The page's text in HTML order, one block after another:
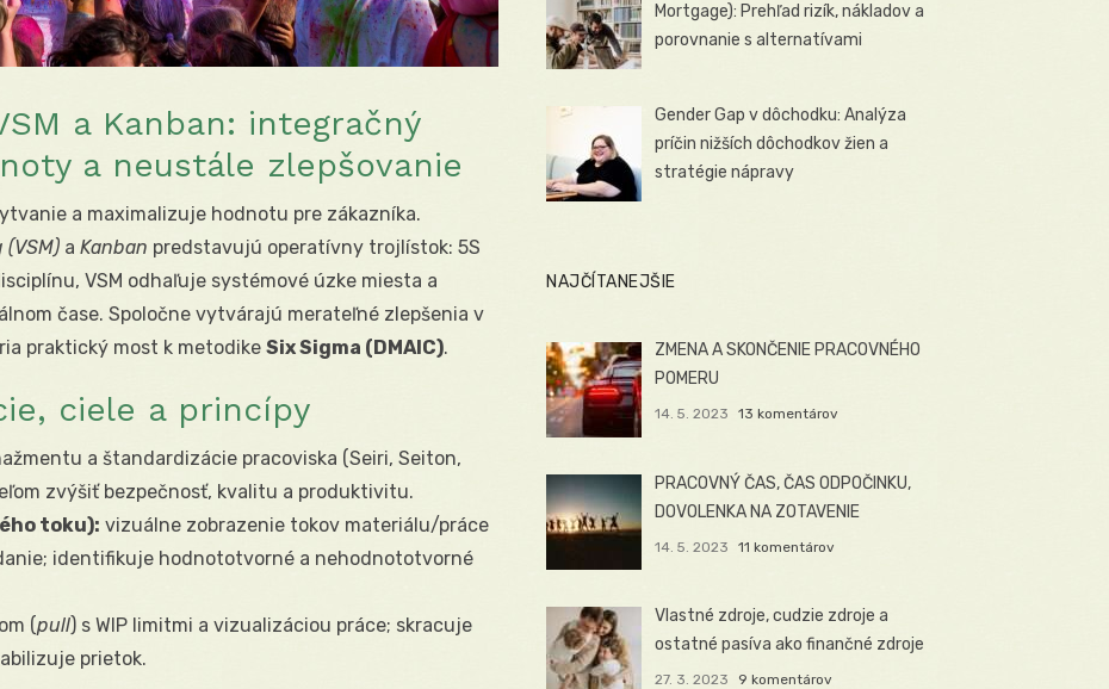
a Kanban: integračný
a neustále zlepšovanie
a maximalizuje hodnotu pre zákazníka.
a Kanban predstavujú operatívny trojlístok: 5S
VSM odhaľuje systémové úzke miesta a
čase. Spoločne vytvárajú merateľné zlepšenia v
praktický most k metodike Six Sigma (DMAIC).
ciele a princípy
a štandardizácie pracoviska (Seiri, Seiton,
zvýšiť bezpečnosť, kvalitu a produktivitu.
toku): vizuálne zobrazenie tokov materiálu/práce
identifikuje hodnototvorné a nehodnototvorné
(pull) s WIP limitmi a vizualizáciou práce; skracuje
prietok.
Mortgage): Prehľad rizík, nákladov a
porovnanie s alternatívami
Gender Gap v dôchodku: Analýza
príčin nižších dôchodkov žien a
stratégie nápravy
NAJČÍTANEJŠIE
ZMENA A SKONČENIE PRACOVNÉHO
POMERU
14. 5. 2023 13 komentárov
PRACOVNÝ ČAS, ČAS ODPOČINKU,
DOVOLENKA NA ZOTAVENIE
14. 5. 2023 11 komentárov
Vlastné zdroje, cudzie zdroje a
ostatné pasíva ako finančné zdroje
27. 3. 2023 9 komentárov